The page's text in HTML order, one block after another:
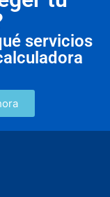
servicios